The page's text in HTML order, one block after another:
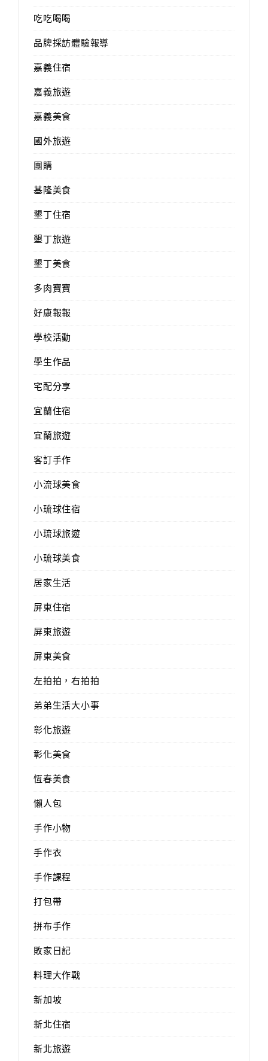
吃吃喝喝
品牌採訪體驗報導
嘉義住宿
嘉義旅遊
嘉義美食
國外旅遊
團購
基隆美食
墾丁住宿
墾丁旅遊
墾丁美食
多肉寶寶
好康報報
學校活動
學生作品
宅配分享
宜蘭住宿
宜蘭旅遊
客訂手作
小流球美食
小琉球住宿
小琉球旅遊
小琉球美食
居家生活
屏東住宿
屏東旅遊
屏東美食
左拍拍，右拍拍
弟弟生活大小事
彰化旅遊
彰化美食
恆春美食
懶人包
手作小物
手作衣
手作課程
打包帶
拼布手作
敗家日記
料理大作戰
新加坡
新北住宿
新北旅遊